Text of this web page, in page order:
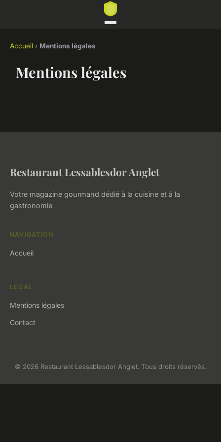
Accueil › Mentions légales
Mentions légales
Restaurant Lessablesdor Anglet
Votre magazine gourmand dédié à la cuisine et à la
gastronomie
NAVIGATION
Accueil
LÉGAL
Mentions légales
Contact
© 2026 Restaurant Lessablesdor Anglet. Tous droits réservés.